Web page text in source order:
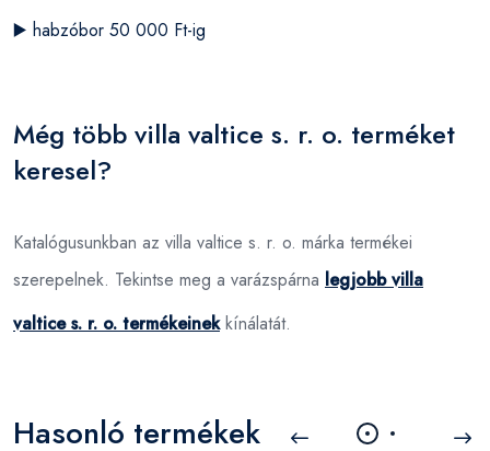
▶️ habzóbor 50 000 Ft-ig
Még több villa valtice s. r. o. terméket
keresel?
Katalógusunkban az villa valtice s. r. o. márka termékei
szerepelnek. Tekintse meg a varázspárna legjobb villa
valtice s. r. o. termékeinekkínálatát.
Hasonló termékek